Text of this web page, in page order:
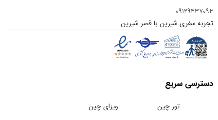
۰۹۱۲۹۴۳۷۰۹۴
تجربه سفری شیرین با قصر شیرین
دسترسی سریع
تور چین ویزای چین